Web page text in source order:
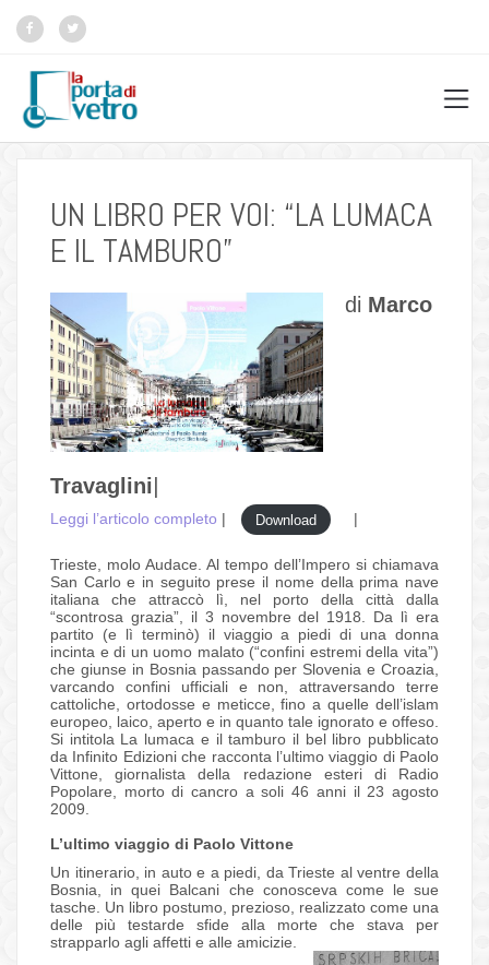
UN LIBRO PER VOI: “LA LUMACA
E IL TAMBURO”
di Marco
Travaglini
Leggi l’articolo completo | Download |
Trieste, molo Audace. Al tempo dell’Impero si chiamava
San Carlo e in seguito prese il nome della prima nave
italiana che attraccò lì, nel porto della città dalla
“scontrosa grazia”, il 3 novembre del 1918. Da lì era
partito (e lì terminò) il viaggio a piedi di una donna
incinta e di un uomo malato (“confini estremi della vita”)
che giunse in Bosnia passando per Slovenia e Croazia,
varcando confini ufficiali e non, attraversando terre
cattoliche, ortodosse e meticce, fino a quelle dell’islam
europeo, laico, aperto e in quanto tale ignorato e offeso.
Si intitola La lumaca e il tamburo il bel libro pubblicato
da Infinito Edizioni che racconta l’ultimo viaggio di Paolo
Vittone, giornalista della redazione esteri di Radio
Popolare, morto di cancro a soli 46 anni il 23 agosto
2009.
L’ultimo viaggio di Paolo Vittone
Un itinerario, in auto e a piedi, da Trieste al ventre della
Bosnia, in quei Balcani che conosceva come le sue
tasche. Un libro postumo, prezioso, realizzato come una
delle più testarde sfide alla morte che stava per
strapparlo agli affetti e alle amicizie.